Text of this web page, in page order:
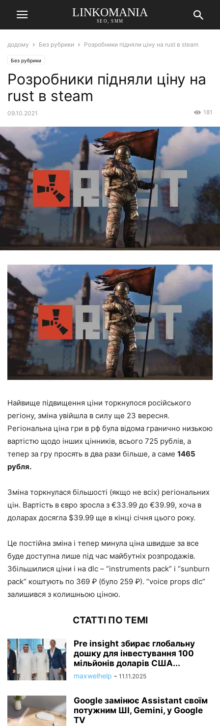
LINKOMANIA
SEO, SMM
додому Без рубрики Розробники підняли ціну на rust в steam
Без рубрики
Розробники підняли ціну на
rust в steam
09.10.2021 181
Найвище підвищення ціни торкнулося російського
регіону, зміна увійшла в силу ще 23 вересня.
Регіональна ціна гри в рф була відома гранично низькою
вартістю щодо інших цінників, всього 725 рублів, а
тепер за гру просять в два рази більше, а саме 1465
рубля.
Зміна торкнулася більшості (якщо не всіх) регіональних
цін. Вартість в євро зросла з €33.99 до €39.99, хоча в
доларах досягла $39.99 ще в кінці січня цього року.
Це постійна зміна і тепер минула ціна швидше за все
буде доступна лише під час майбутніх розпродажів.
Збільшилися ціни і на dlc – “instruments pack” і “sunburn
pack” коштують по 369 ₽ (було 259 ₽). “voice props dlc”
залишився з колишньою ціною.
СТАТТІ ПО ТЕМІ
Pre insight збирає глобальну
дошку для інвестування 100
мільйонів доларів США...
maxwelhelp - 11.11.2025
Google замінює Assistant своїм
потужним ШІ, Gemini, у Google
TV